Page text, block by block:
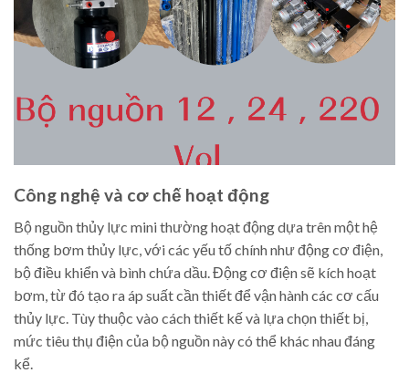
Công nghệ và cơ chế hoạt động
Bộ nguồn thủy lực mini thường hoạt động dựa trên một hệ
thống bơm thủy lực, với các yếu tố chính như động cơ điện,
bộ điều khiển và bình chứa dầu. Động cơ điện sẽ kích hoạt
bơm, từ đó tạo ra áp suất cần thiết để vận hành các cơ cấu
thủy lực. Tùy thuộc vào cách thiết kế và lựa chọn thiết bị,
mức tiêu thụ điện của bộ nguồn này có thể khác nhau đáng
kể.